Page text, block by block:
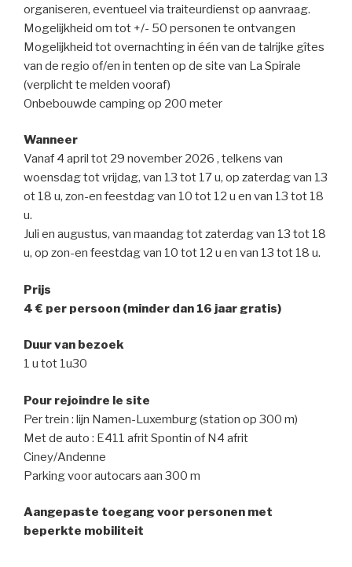
organiseren, eventueel via traiteurdienst op aanvraag.
Mogelijkheid om tot +/- 50 personen te ontvangen
Mogelijkheid tot overnachting in één van de talrijke gîtes
van de regio of/en in tenten op de site van La Spirale
(verplicht te melden vooraf)
Onbebouwde camping op 200 meter
Wanneer
Vanaf 4 april tot 29 november 2026 , telkens van
woensdag tot vrijdag, van 13 tot 17 u, op zaterdag van 13
ot 18 u, zon-en feestdag van 10 tot 12 u en van 13 tot 18
u.
Juli en augustus, van maandag tot zaterdag van 13 tot 18
u, op zon-en feestdag van 10 tot 12 u en van 13 tot 18 u.
Prijs
4 € per persoon (minder dan 16 jaar gratis)
Duur van bezoek
1 u tot 1u30
Pour rejoindre le site
Per trein : lijn Namen-Luxemburg (station op 300 m)
Met de auto : E411 afrit Spontin of N4 afrit
Ciney/Andenne
Parking voor autocars aan 300 m
Aangepaste toegang voor personen met
beperkte mobiliteit